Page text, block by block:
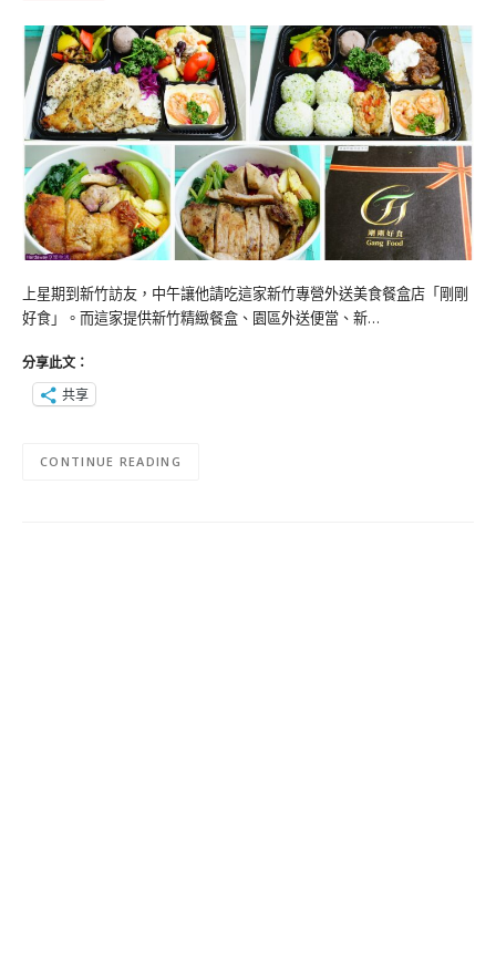
上星期到新竹訪友，中午讓他請吃這家新竹專營外送美食餐盒店「剛剛
好食」。而這家提供新竹精緻餐盒、園區外送便當、新…
分享此文：
共享
CONTINUE READING